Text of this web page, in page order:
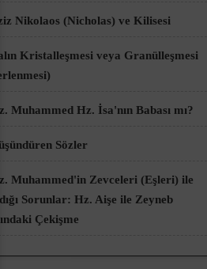
Nikolaos (Nicholas) ve Kilisesi
Kristalleşmesi veya Granülleşmesi
Muhammed Hz. İsa'nın Babası mı?
Sözler
Muhammed'in Zevceleri (Eşleri) ile
Sorunlar: Hz. Aişe ile Zeyneb
Çekişme